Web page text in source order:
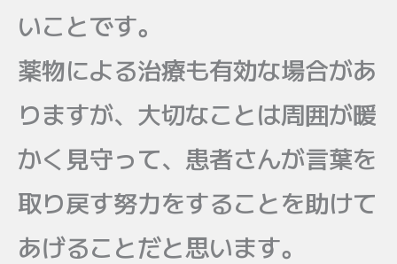
いことです。
薬物による治療も有効な場合があ
りますが、大切なことは周囲が暖
かく見守って、患者さんが言葉を
取り戻す努力をすることを助けて
あげることだと思います。